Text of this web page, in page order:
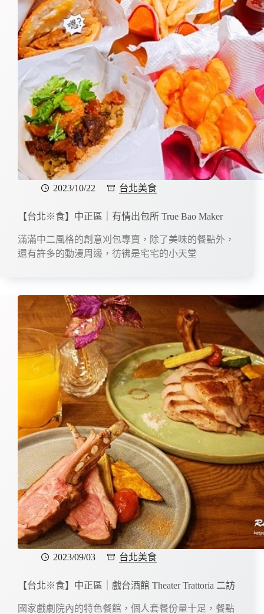
2023/10/22 台北美食
【台北※食】中正區｜有情出包所 True Bao Maker
滿滿中二風格的創意刈包專賣，除了美味的餐點外，
還有許多的動漫周邊，彷彿是宅宅的小天堂
2023/09/03 台北美食
【台北※食】中正區｜戲台酒館 Theater Trattoria 二訪
國家戲劇院內的特色餐館，個人套餐份量十足，餐點